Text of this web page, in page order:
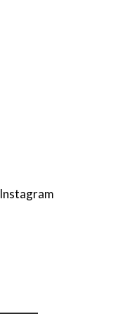
Instagram